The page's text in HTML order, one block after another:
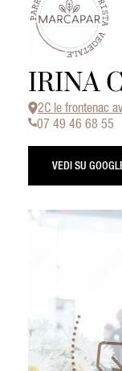
IRINA
2C le frontenac
07 49 46 68 55
VEDI SU